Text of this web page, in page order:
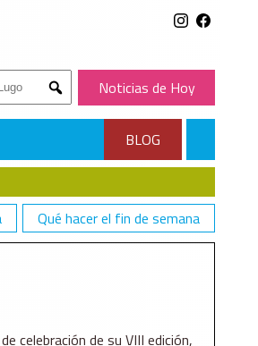
Submit
Noticias de Hoy
BLOG
Qué hacer el fin de semana
celebración de su VIII edición,